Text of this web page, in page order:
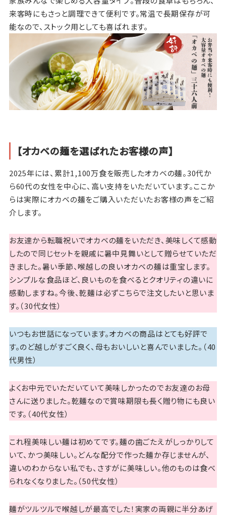
来客時にもさっと調理できて便利です。常温で長期保存が可
能なので、ストック用としても喜ばれます。
【オカベの麺を選ばれたお客様の声】
2025年には、累計1,100万食を販売したオカベの麺。30代か
ら60代の女性を中心に、高い支持をいただいています。ここか
らは実際にオカベの麺をご購入いただいたお客様の声をご紹
介します。
お友達から転職祝いでオカベの麺をいただき、美味しくて感動
したので同じセットを親戚に暑中見舞いとして贈らせていただ
きました。暑い季節、喉越しの良いオカベの麺は重宝します。
シンプルな食品ほど、良いものを食べるとクオリティの違いに
感動しますね。今後、乾麺は必ずこちらで注文したいと思いま
す。（30代女性）
いつもお世話になっています。オカベの商品はとても好評で
す。のど越しがすごく良く、母もおいしいと喜んでいました。（40
代男性）
よくお中元でいただいていて美味しかったのでお友達のお母
さんに送りました。乾麺なので賞味期限も長く贈り物にも良い
です。（40代女性）
これ程美味しい麺は初めてです。麺の歯ごたえがしっかりして
いて、かつ美味しい。どんな配分で作った麺か存じませんが、
違いのわからない私でも、さすがに美味しい。他のものは食べ
られなくなりました。（50代女性）
麺がツルツルで喉越しが最高でした！実家の両親に半分あげ